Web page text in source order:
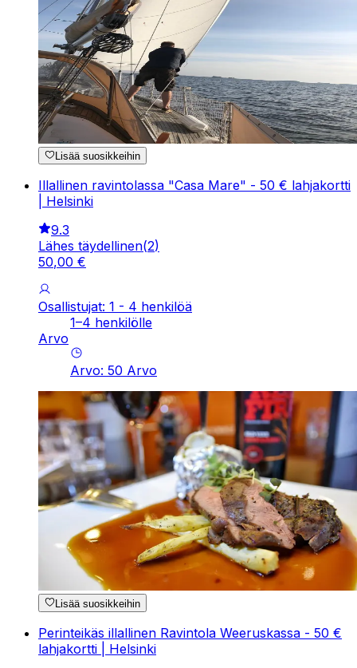
Lisää suosikkeihin
Illallinen ravintolassa "Casa Mare" - 50 € lahjakortti
| Helsinki
9.3
Lähes täydellinen(2)
50,00 €
Osallistujat: 1 - 4 henkilöä
1–4 henkilölle
Arvo
Arvo: 50 Arvo
Lisää suosikkeihin
Perinteikäs illallinen Ravintola Weeruskassa - 50 €
lahjakortti | Helsinki